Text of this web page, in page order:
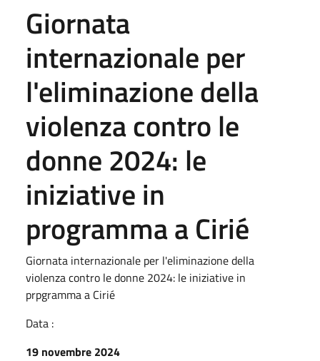
Giornata
internazionale per
l'eliminazione della
violenza contro le
donne 2024: le
iniziative in
programma a Cirié
Giornata internazionale per l'eliminazione della
violenza contro le donne 2024: le iniziative in
prpgramma a Cirié
Data :
19 novembre 2024